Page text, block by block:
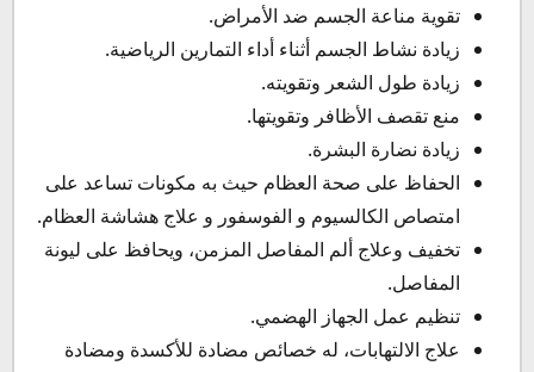
تقوية مناعة الجسم ضد الأمراض.
زيادة نشاط الجسم أثناء أداء التمارين الرياضية.
زيادة طول الشعر وتقويته.
منع تقصف الأظافر وتقويتها.
زيادة نضارة البشرة.
الحفاظ على صحة العظام حيث به مكونات تساعد على
امتصاص الكالسيوم و الفوسفور و علاج هشاشة العظام.
تخفيف وعلاج ألم المفاصل المزمن، ويحافظ على ليونة
المفاصل.
تنظيم عمل الجهاز الهضمي.
علاج الالتهابات، له خصائص مضادة للأكسدة ومضادة